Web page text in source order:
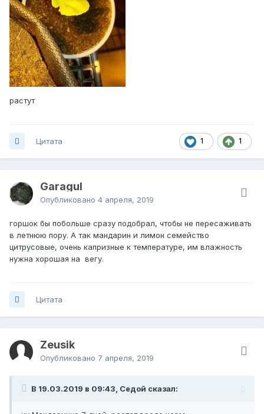
растут
1 1
Цитата
Garagul
Опубликовано 4 апреля, 2019
горшок бы побольше сразу подобрал, чтобы не пересаживать
в летнюю пору. А так мандарин и лимон семейство
цитрусовые, очень капризные к температуре, им влажность
нужна хорошая на вегу.
Цитата
Zeusik
Опубликовано 7 апреля, 2019
В 19.03.2019 в 09:43, Седой сказал: